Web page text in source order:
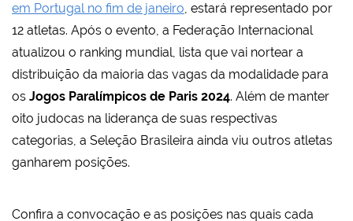
em Portugal no fim de janeiro, estará representado por
12 atletas. Após o evento, a Federação Internacional
atualizou o ranking mundial, lista que vai nortear a
distribuição da maioria das vagas da modalidade para
os Jogos Paralímpicos de Paris 2024. Além de manter
oito judocas na liderança de suas respectivas
categorias, a Seleção Brasileira ainda viu outros atletas
ganharem posições.
Confira a convocação e as posições nas quais cada